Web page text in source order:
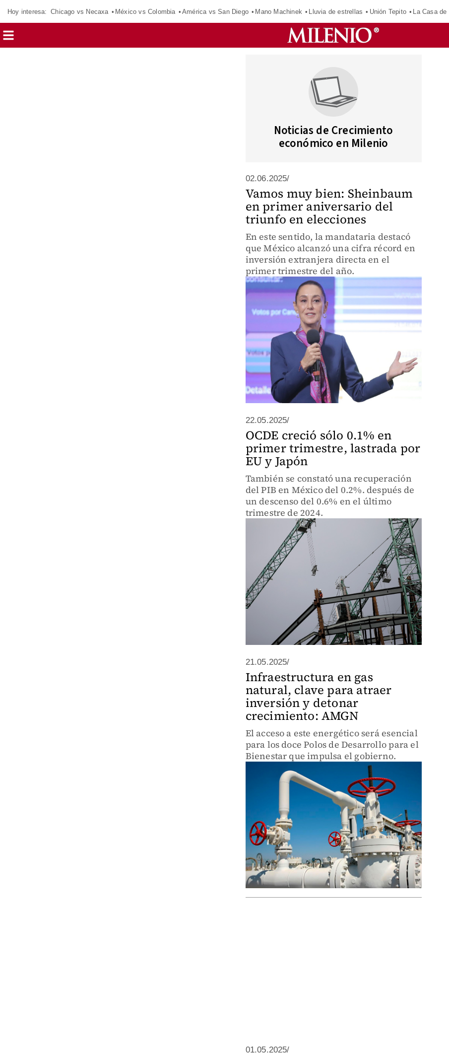
Hoy interesa: Chicago vs Necaxa México vs Colombia América vs San Diego Mano Machinek Lluvia de estrellas Unión Tepito La Casa
Noticias de Crecimiento
económico en Milenio
02.06.2025/
Vamos muy bien: Sheinbaum
en primer aniversario del
triunfo en elecciones
En este sentido, la mandataria destacó
que México alcanzó una cifra récord en
inversión extranjera directa en el
primer trimestre del año.
22.05.2025/
OCDE creció sólo 0.1% en
primer trimestre, lastrada por
EU y Japón
También se constató una recuperación
del PIB en México del 0.2%. después de
un descenso del 0.6% en el último
trimestre de 2024.
21.05.2025/
Infraestructura en gas
natural, clave para atraer
inversión y detonar
crecimiento: AMGN
El acceso a este energético será esencial
para los doce Polos de Desarrollo para el
Bienestar que impulsa el gobierno.
01.05.2025/